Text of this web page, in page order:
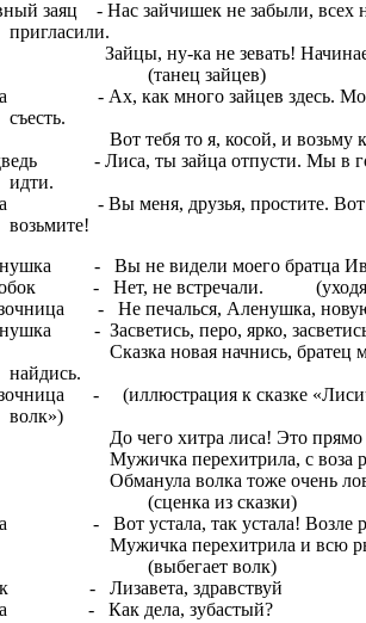
заяц - Нас зайчишек не забыли, всех
пригласили.
ну-ка не зевать! Начинаем
зайцев)
- Ах, как много зайцев здесь.
съесть.
тебя то я, косой, и возьму к
- Лиса, ты зайца отпусти. Мы в
идти.
- Вы меня, друзья, простите. Вот
возьмите!
- Вы не видели моего братца
- Нет, не встречали.
- Не печалься, Аленушка, новую
- Засветись, перо, ярко,
новая начнись, братец
найдись.
- (иллюстрация к сказке
волк»)
хитра лиса! Это прямо
перехитрила, с воза
волка тоже очень
из сказки)
- Вот устала, так устала! Возле
перехитрила и всю рыбу
волк)
- Лизавета, здравствуй
- Как дела, зубастый?